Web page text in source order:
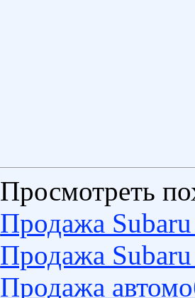
Просмотреть
Продажа
Продажа
Продажа